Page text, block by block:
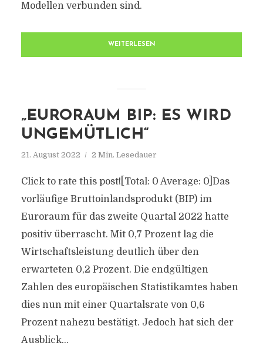
Modellen verbunden sind.
WEITERLESEN
„EURORAUM BIP: ES WIRD
UNGEMÜTLICH“
21. August 2022 2 Min. Lesedauer
Click to rate this post![Total: 0 Average: 0]Das
vorläufige Bruttoinlandsprodukt (BIP) im
Euroraum für das zweite Quartal 2022 hatte
positiv überrascht. Mit 0,7 Prozent lag die
Wirtschaftsleistung deutlich über den
erwarteten 0,2 Prozent. Die endgültigen
Zahlen des europäischen Statistikamtes haben
dies nun mit einer Quartalsrate von 0,6
Prozent nahezu bestätigt. Jedoch hat sich der
Ausblick...